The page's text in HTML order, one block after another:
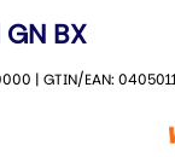
BX
| GTIN/EAN: